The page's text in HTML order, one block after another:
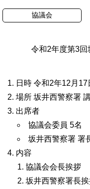
協議会
令和2年度第3
日時 令和2年12月17
場所 坂井西警察署
出席者
協議会委員 5名
坂井西警察署 署
内容
協議会会長挨拶
坂井西警察署長